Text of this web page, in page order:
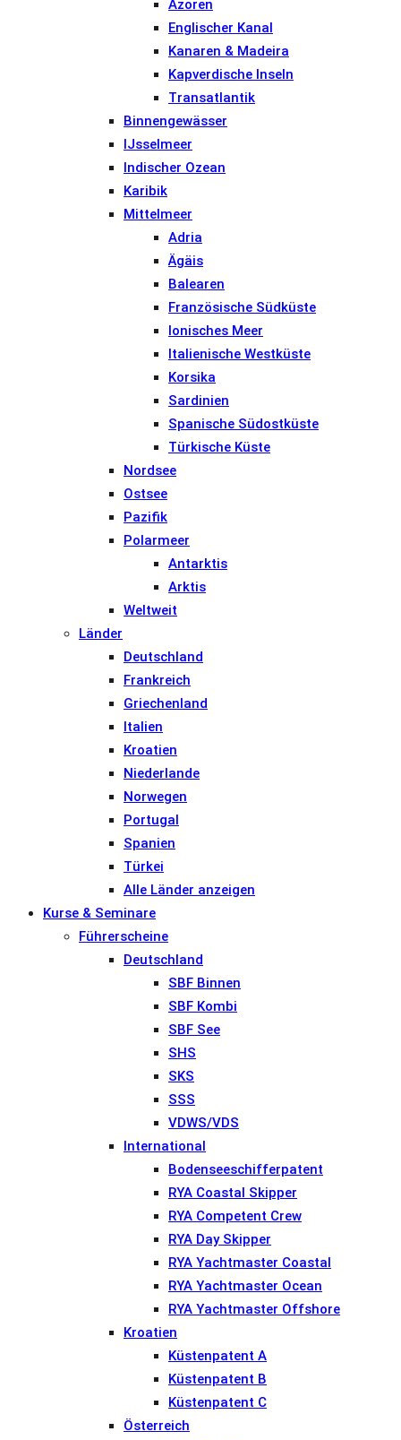
Azoren
Englischer Kanal
Kanaren & Madeira
Kapverdische Inseln
Transatlantik
Binnengewässer
IJsselmeer
Indischer Ozean
Karibik
Mittelmeer
Adria
Ägäis
Balearen
Französische Südküste
Ionisches Meer
Italienische Westküste
Korsika
Sardinien
Spanische Südostküste
Türkische Küste
Nordsee
Ostsee
Pazifik
Polarmeer
Antarktis
Arktis
Weltweit
Länder
Deutschland
Frankreich
Griechenland
Italien
Kroatien
Niederlande
Norwegen
Portugal
Spanien
Türkei
Alle Länder anzeigen
Kurse & Seminare
Führerscheine
Deutschland
SBF Binnen
SBF Kombi
SBF See
SHS
SKS
SSS
VDWS/VDS
International
Bodenseeschifferpatent
RYA Coastal Skipper
RYA Competent Crew
RYA Day Skipper
RYA Yachtmaster Coastal
RYA Yachtmaster Ocean
RYA Yachtmaster Offshore
Kroatien
Küstenpatent A
Küstenpatent B
Küstenpatent C
Österreich